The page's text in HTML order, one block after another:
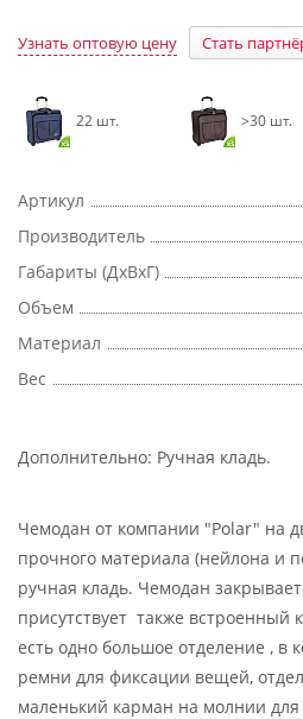
Узнать оптовую цену Стать
22 шт. >30 шт.
Артикул
Производитель
Габариты (ДхВхГ)
Объем
Материал
Вес
Дополнительно: Ручная кладь.
Чемодан от компании "Polar" на
прочного материала (нейлона и
ручная кладь. Чемодан
присутствует также встроенный
есть одно большое отделение , в
ремни для фиксации вещей,
маленький карман на молнии